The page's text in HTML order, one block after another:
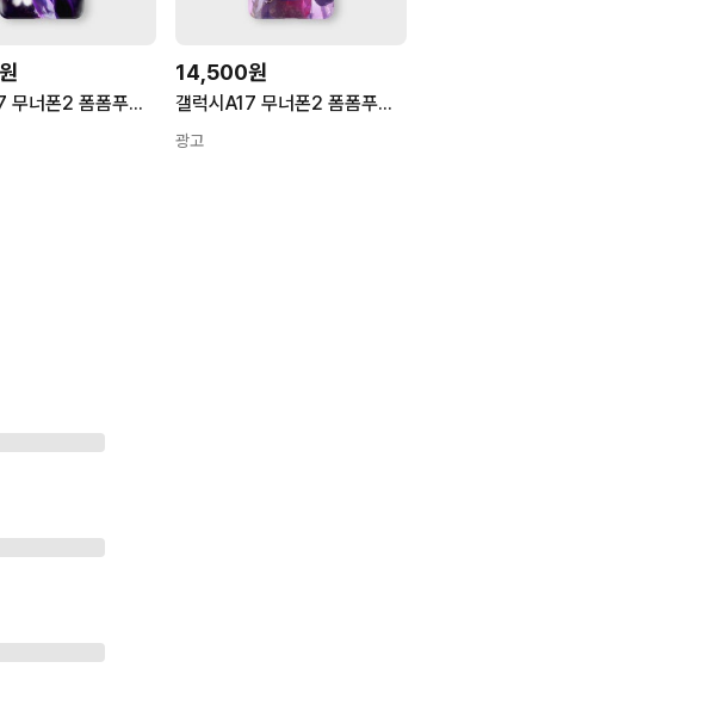
갤럭시A17 무너폰2 폼폼푸린 키즈폰 포켓피스폰 원신 케이스 라이덴쇼군 1번
14,500원
갤럭시A17 무너폰2 폼폼푸린 키즈폰 포켓피스폰 원신 케이스 라이덴쇼군 라이덴쇼군 1번
광고